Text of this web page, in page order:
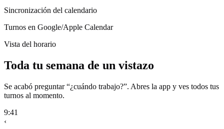
Sincronización del calendario
Turnos en Google/Apple Calendar
Vista del horario
Toda tu semana de un vistazo
Se acabó preguntar “¿cuándo trabajo?”. Abres la app y ves todos tus
turnos al momento.
9:41
‹